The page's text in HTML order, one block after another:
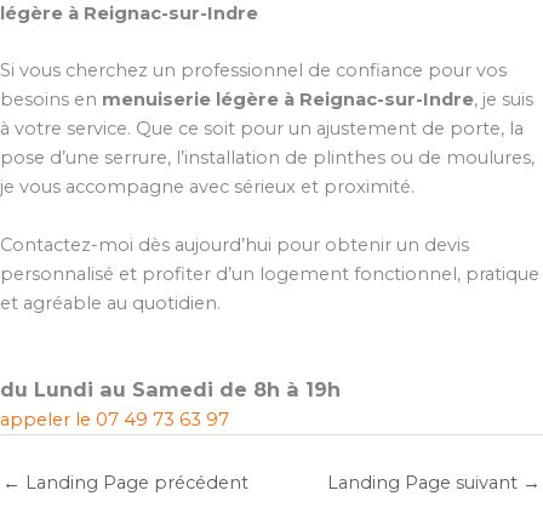
légère à Reignac-sur-Indre
Si vous cherchez un professionnel de confiance pour vos
besoins en menuiserie légère à Reignac-sur-Indre, je suis
à votre service. Que ce soit pour un ajustement de porte, la
pose d’une serrure, l’installation de plinthes ou de moulures,
je vous accompagne avec sérieux et proximité.
Contactez-moi dès aujourd’hui pour obtenir un devis
personnalisé et profiter d’un logement fonctionnel, pratique
et agréable au quotidien.
du Lundi au Samedi de 8h à 19h
appeler le 07 49 73 63 97
← Landing Page précédent Landing Page suivant →